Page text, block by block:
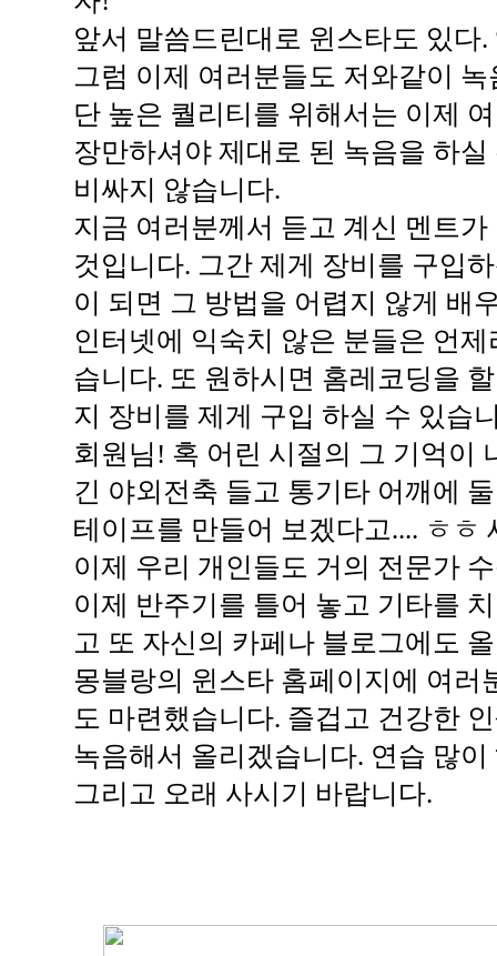
앞서 말씀드린대로 윈스타도 있다
그럼 이제 여러분들도 저와같이
단 높은 퀄리티를 위해서는 이제
장만하셔야 제대로 된 녹음을 하실
비싸지 않습니다.
지금 여러분께서 듣고 계신 멘트
것입니다. 그간 제게 장비를 구입
이 되면 그 방법을 어렵지 않게 배
인터넷에 익숙치 않은 분들은 언
습니다. 또 원하시면 홈레코딩을
지 장비를 제게 구입 하실 수 있습
회원님! 혹 어린 시절의 그 기억이
긴 야외전축 들고 통기타 어깨에
테이프를 만들어 보겠다고.... ㅎㅎ
이제 우리 개인들도 거의 전문가
이제 반주기를 틀어 놓고 기타를
고 또 자신의 카페나 블로그에도
몽블랑의 윈스타 홈페이지에 여러
도 마련했습니다. 즐겁고 건강한
녹음해서 올리겠습니다. 연습 많이
그리고 오래 사시기 바랍니다.